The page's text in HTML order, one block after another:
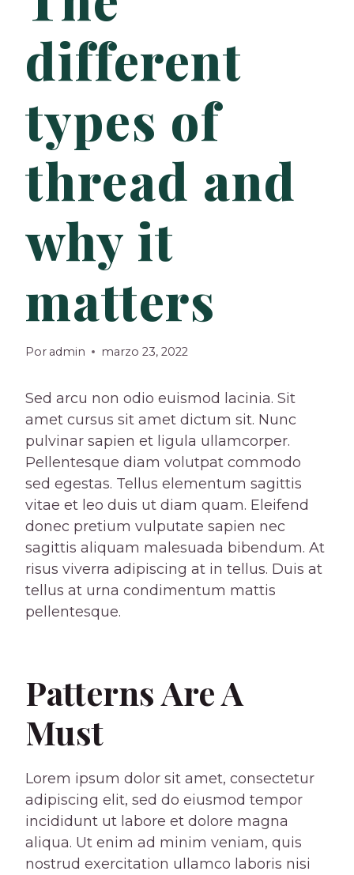
different
types of
thread and
why it
matters
Por admin marzo 23, 2022
Sed arcu non odio euismod lacinia. Sit
amet cursus sit amet dictum sit. Nunc
pulvinar sapien et ligula ullamcorper.
Pellentesque diam volutpat commodo
sed egestas. Tellus elementum sagittis
vitae et leo duis ut diam quam. Eleifend
donec pretium vulputate sapien nec
sagittis aliquam malesuada bibendum. At
risus viverra adipiscing at in tellus. Duis at
tellus at urna condimentum mattis
pellentesque.
Patterns Are A
Must
Lorem ipsum dolor sit amet, consectetur
adipiscing elit, sed do eiusmod tempor
incididunt ut labore et dolore magna
aliqua. Ut enim ad minim veniam, quis
nostrud exercitation ullamco laboris nisi